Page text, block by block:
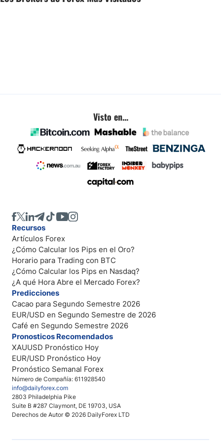
Visto en...
Número de Compañía: 611928540
info@dailyforex.com
2803 Philadelphia Pike
Suite B #287 Claymont, DE 19703, USA
Derechos de Autor © 2026 DailyForex LTD
Recursos
Artículos Forex
¿Cómo Calcular los Pips en el Oro?
Horario para Trading con BTC
¿Cómo Calcular los Pips en Nasdaq?
¿A qué Hora Abre el Mercado Forex?
Predicciones
Cacao para Segundo Semestre 2026
EUR/USD en Segundo Semestre de 2026
Café en Segundo Semestre 2026
Pronosticos Recomendados
XAUUSD Pronóstico Hoy
EUR/USD Pronóstico Hoy
Pronóstico Semanal Forex